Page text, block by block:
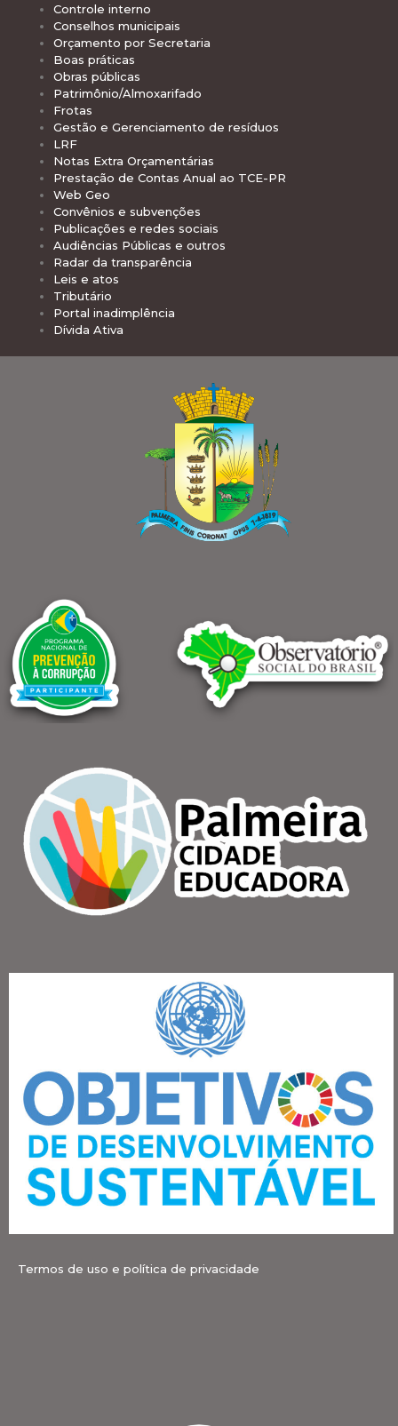
Controle interno
Conselhos municipais
Orçamento por Secretaria
Boas práticas
Obras públicas
Patrimônio/Almoxarifado
Frotas
Gestão e Gerenciamento de resíduos
LRF
Notas Extra Orçamentárias
Prestação de Contas Anual ao TCE-PR
Web Geo
Convênios e subvenções
Publicações e redes sociais
Audiências Públicas e outros
Radar da transparência
Leis e atos
Tributário
Portal inadimplência
Dívida Ativa
Termos de uso e política de privacidade